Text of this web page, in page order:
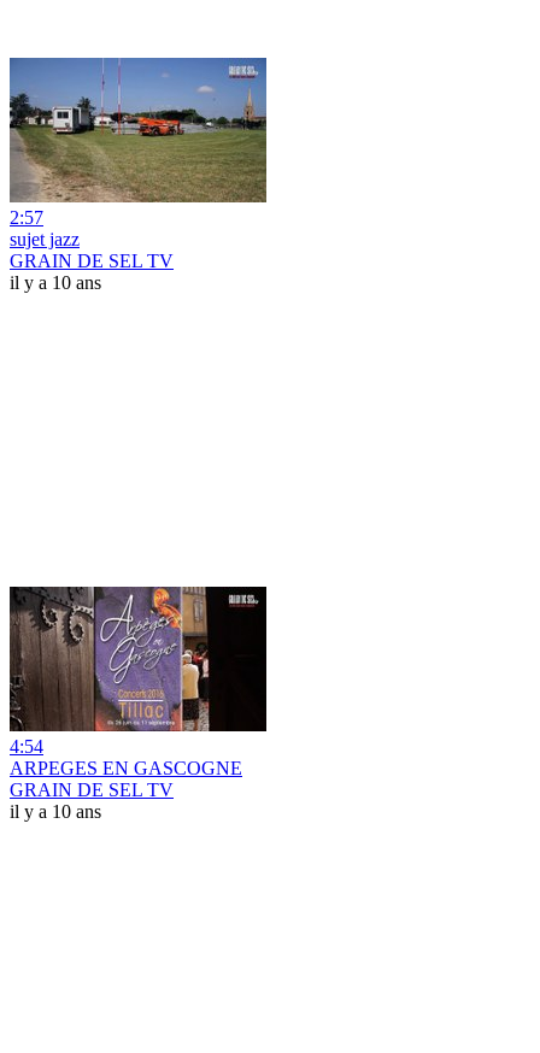
2:57
sujet jazz
GRAIN DE SEL TV
il y a 10 ans
4:54
ARPEGES EN GASCOGNE
GRAIN DE SEL TV
il y a 10 ans